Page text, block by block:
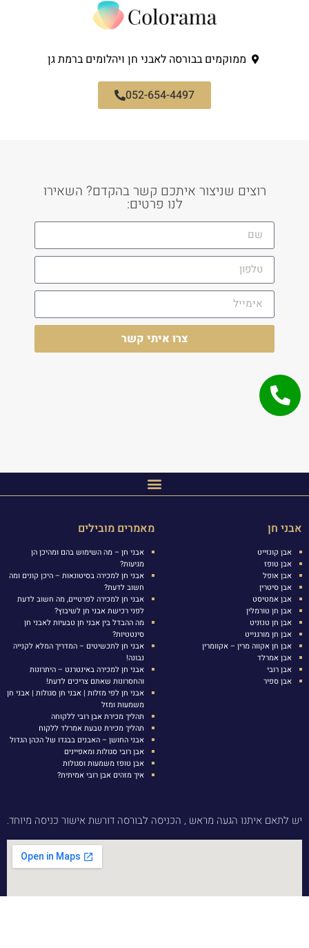
ממוקמים בבורסה לאבני חן ויהלומים ברמת גן
052-654-4497
רוצים שניצור איתכם קשר בהקדם? השאירו
לנו פרטים:
צרו איתי קשר
אבני חן
אבן קונזייט
אבן טופז
אבן אופל
אבן סיטרין
אבן אמטיסט
אבן חן טורמלין
אבן חן טנזניט
אבן חן מורגנייט
אבן חן אקווה מרין – אקוומרין
אבן אמרלד
אבן רובי
אבן ספיר
מאמרים מובילים
אבני חן – מה השימוש בהם ומהיכן הן
מגיעות?
אבני חן למכירה בסיטונאות – היכן קונים ומה
חשוב לדעת?
אבני חן למכירה לפרטיים, מה חשוב לדעת
לפני רכישת אבני חן לשיבוץ?
מה ההבדל בין אבני חן טבעיות לאבני חן
סינטטיות?
אבני חן לתכשיטים – המדריך המלא לקנייה
נבונה!
אבני חן למכירה באינטרנט – היתרונות
והחסרונות שאתם צריכים לדעת!
אבני חן לפי מזלות | אבני חן סגולות | אבני חן
משמעות ומזל
תהליך מכירת אבן רובי ללקוחה
תהליך מכירת טבעת אמרלד ללקוח
אבני החושן – האבנים בבגדו של הכהן הגדול
אבן רובי סגולות ומאפיינים
אבן טופז משמעות וסגולות
איך מזהים אבן רובי אמיתית?
יש לתאם איתנו הגעה מראש , הכניסה לבורסה דורשת אישור כניסה מיוחד.